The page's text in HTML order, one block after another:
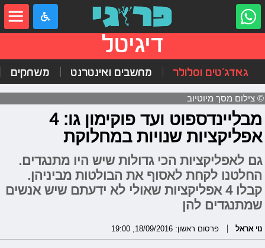
דיגיטל
גאדג'טים וסלולר מחשבים ואינטרנט משחקים
© צילום מסך מיוטיוב
מבליינדספוט ועד פוקימון גו: 4
אפליקציות שנויות במחלוקת
גם לאפליקציות הכי גדולות שיש היו מתנגדים.
החלטנו לקחת לאסוף את הבולטות מביניהן.
קבלו 4 אפליקציות שאולי לא ידעתם שיש אנשים
שמתנגדים להן
נוי אראל פרסום ראשון: 18/09/2016, 19:00